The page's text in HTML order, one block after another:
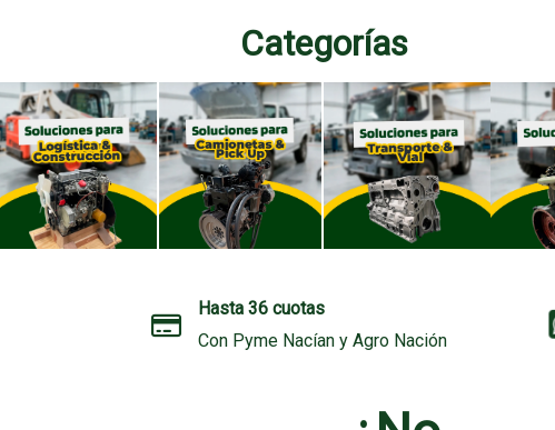
Categorías
Hasta 36 cuotas
Con Pyme Nacían y Agro Nación